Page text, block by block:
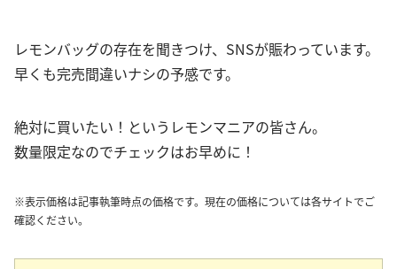
レモンバッグの存在を聞きつけ、SNSが賑わっています。
早くも完売間違いナシの予感です。
絶対に買いたい！というレモンマニアの皆さん。
数量限定なのでチェックはお早めに！
※表示価格は記事執筆時点の価格です。現在の価格については各サイトでご
確認ください。